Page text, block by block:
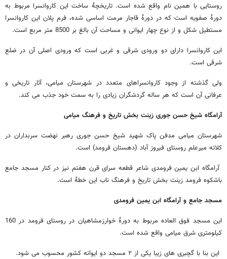
روستایی با همین نام واقع شده است. تاریخچۀ ساخت این کاروانسرا مربوط به
دورۀ صفویه است که در دورۀ قاجار مرمت اساسی شده، فرم پلان این کاروانسرا
مستطیل شکل و از نوع چهار ایوانی و مساحت آن بالغ بر 8500 متر مربع است.
این کاروانسرا دارای دو ورودی شرقی و غربی است که ورودی اصلی آن در ضلع
شرقی است.
ولی گذشته از وجود کاروانسراهای متعدد در شهرستان میامی، آثار تاریخی و
عرفانی آن است که هر ساله گردشگران زیادی را به سمت خود جذب می کند.
آرامگاه شیخ حسن جوری زینت بخش تاریخ و فرهنگ میامی
شهرستان میامی مدفن پاک شهید شیخ حسن جوری رهبر نهضت سربداران در
کلاته میرعلم روستای فیروز آباد (دهستان فرومد) است.
آرامگاه ابن یمین فرومدی شاعر قطعه سرای قرن هفتم نیز در کنار مسجد جامع
باشکوه فرومد زینت بخش تاریخ و فرهنگ ناب این خطۀ است.
مسجد جامع و آرامگاه ابن یمین فرومدی
این مسجد فوق العاده مربوط به دورۀ خوارزمشاهیان در روستای فرومد در 160
کیلومتری شرق میامی واقع شده است.
این بنا با گچبری های زیبا یکی از ۲ مسجد دو ایوانه کشور محسوب می شود.